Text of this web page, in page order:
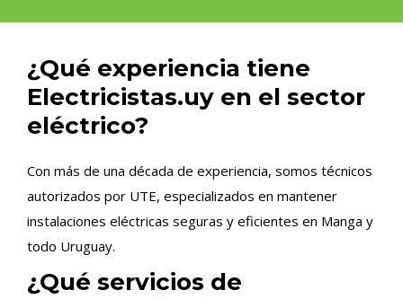
¿Qué experiencia tiene
Electricistas.uy en el sector
eléctrico?
Con más de una década de experiencia, somos técnicos
autorizados por UTE, especializados en mantener
instalaciones eléctricas seguras y eficientes en Manga y
todo Uruguay.
¿Qué servicios de